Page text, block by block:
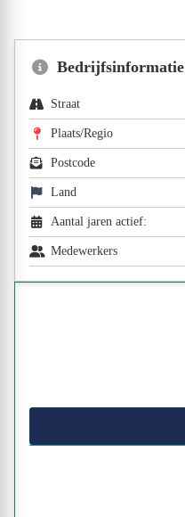
Bedrijfsinformatie
Straat
Plaats/Regio
Postcode
Land
Aantal jaren actief:
Medewerkers